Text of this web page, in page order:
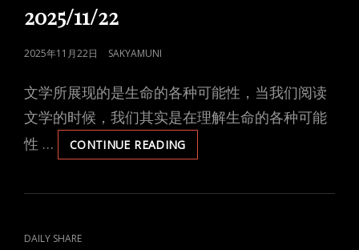
2025/11/22
POSTED
2025年11月22日 SAKYAMUNI
文学所展现的是生命的各种可能性，当我们阅读
文学的时候，我们其实是在理解生命的各种可能
性 …
CONTINUE READING2025/11/22
CAT
DAILY SHARE